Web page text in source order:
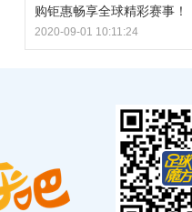
购钜惠畅享全球精彩赛事！
2020-09-01 10:11:24